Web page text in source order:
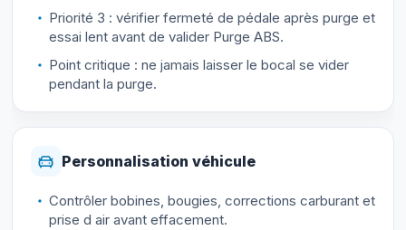
Priorité 3 : vérifier fermeté de pédale après purge et
essai lent avant de valider Purge ABS.
Point critique : ne jamais laisser le bocal se vider
pendant la purge.
Personnalisation véhicule
Contrôler bobines, bougies, corrections carburant et
prise d air avant effacement.